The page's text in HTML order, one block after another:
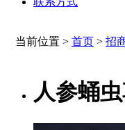
当前位置 > 首页 > 招
人参蛹